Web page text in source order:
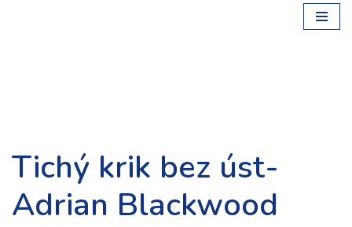
Tichý krik bez úst-
Adrian Blackwood